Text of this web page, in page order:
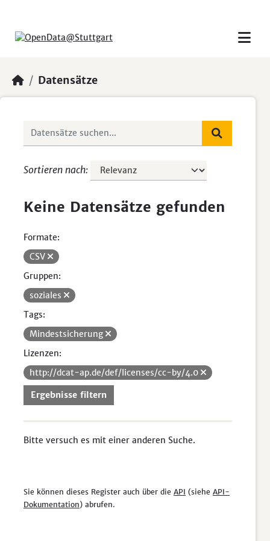
Datensätze
Sortieren nach
Keine Datensätze gefunden
Formate:
CSV
Gruppen:
soziales
Tags:
Mindestsicherung
Lizenzen:
http://dcat-ap.de/def/licenses/cc-by/4.0
Ergebnisse filtern
Bitte versuch es mit einer anderen Suche.
Sie können dieses Register auch über die API (siehe API-
Dokumentation) abrufen.